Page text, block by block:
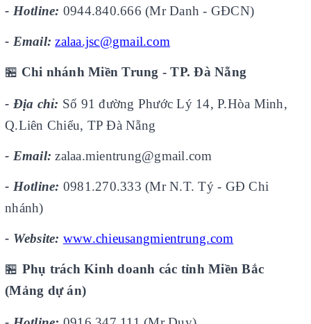
- Hotline: 0944.840.666 (Mr Danh - GĐCN)
- Email: zalaa.jsc@gmail.com
🏪 Chi nhánh Miền Trung - TP. Đà Nẵng
- Địa chỉ: Số 91 đường Phước Lý 14, P.Hòa Minh,
Q.Liên Chiểu, TP Đà Nẵng
- Email: zalaa.mientrung@gmail.com
- Hotline: 0981.270.333 (Mr N.T. Tý - GĐ Chi
nhánh)
- Website: www.chieusangmientrung.com
🏪 Phụ trách Kinh doanh các tỉnh Miền Bắc
(Mảng dự án)